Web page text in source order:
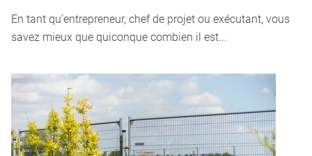
En tant qu’entrepreneur, chef de projet ou exécutant, vous
savez mieux que quiconque combien il est...